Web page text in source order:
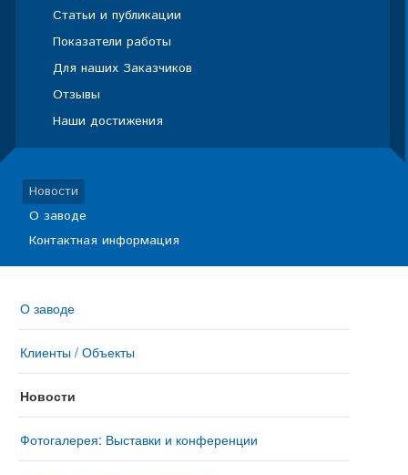
Статьи и публикации
Показатели работы
Для наших Заказчиков
Отзывы
Наши достижения
Новости
О заводе
Контактная информация
О заводе
Клиенты / Объекты
Новости
Фотогалерея: Выставки и конференции